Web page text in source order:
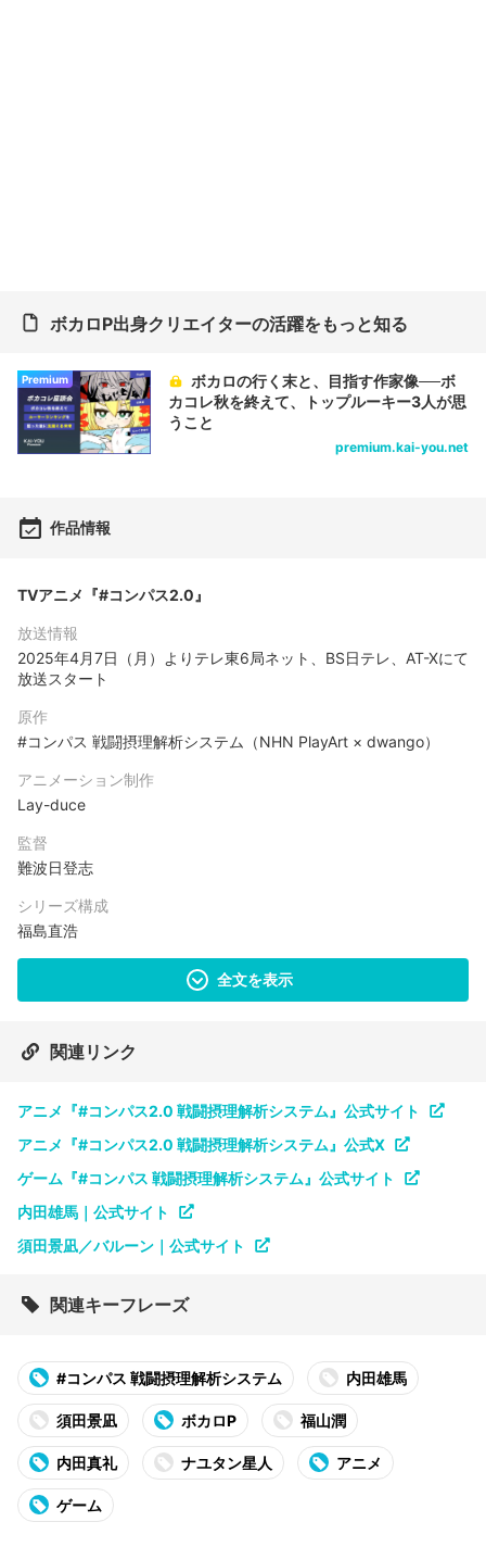
ボカロP出身クリエイターの活躍をもっと知る
Premium
ボカロの行く末と、目指す作家像──ボ
カコレ秋を終えて、トップルーキー3人が思
うこと
premium.kai-you.net
作品情報
TVアニメ『#コンパス2.0』
放送情報
2025年4月7日（月）よりテレ東6局ネット、BS日テレ、AT-Xにて
放送スタート
原作
#コンパス 戦闘摂理解析システム（NHN PlayArt × dwango）
アニメーション制作
Lay-duce
監督
難波日登志
シリーズ構成
福島直浩
全文を表示
関連リンク
アニメ『#コンパス2.0 戦闘摂理解析システム』公式サイト
アニメ『#コンパス2.0 戦闘摂理解析システム』公式X
ゲーム『#コンパス 戦闘摂理解析システム』公式サイト
内田雄馬｜公式サイト
須田景凪／バルーン｜公式サイト
関連キーフレーズ
#コンパス 戦闘摂理解析システム 内田雄馬
須田景凪 ボカロP 福山潤
内田真礼 ナユタン星人 アニメ
ゲーム